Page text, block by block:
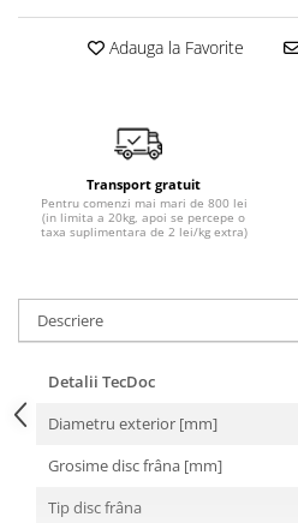
0W16
5W20
5W30
5W50
AMSOIL
MOTUL
SHELL
USVO
Adauga la Favorite
Transport gratuit
Pentru comenzi mai mari de 800 lei
(in limita a 20kg, apoi se percepe o
taxa suplimentara de 2 lei/kg extra)
Descriere
Detalii TecDoc
Diametru exterior [mm]
Grosime disc frâna [mm]
Tip disc frâna